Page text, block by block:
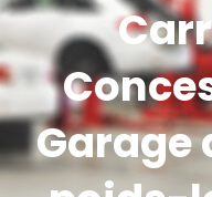
Garage